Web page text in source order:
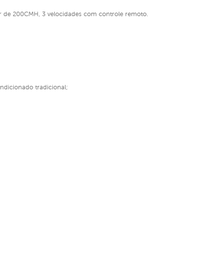
200CMH, 3 velocidades com controle remoto.
tradicional;